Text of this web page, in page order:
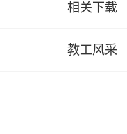
相关下载
教工风采